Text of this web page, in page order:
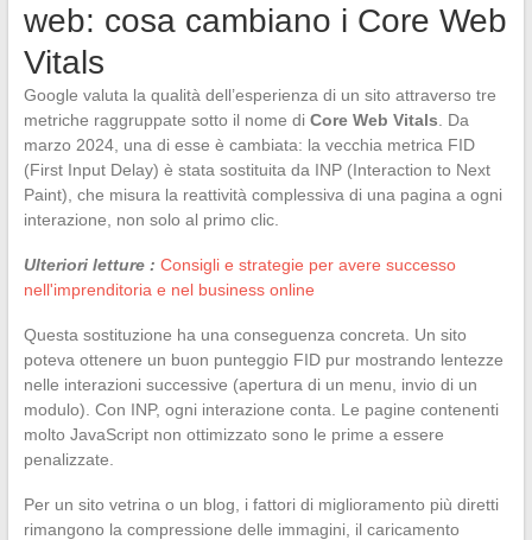
web: cosa cambiano i Core Web
Vitals
Google valuta la qualità dell’esperienza di un sito attraverso tre
metriche raggruppate sotto il nome di Core Web Vitals . Da
marzo 2024, una di esse è cambiata: la vecchia metrica FID
(First Input Delay) è stata sostituita da INP (Interaction to Next
Paint), che misura la reattività complessiva di una pagina a ogni
interazione, non solo al primo clic.
Ulteriori letture : Consigli e strategie per avere successo
nell'imprenditoria e nel business online
Questa sostituzione ha una conseguenza concreta. Un sito
poteva ottenere un buon punteggio FID pur mostrando lentezze
nelle interazioni successive (apertura di un menu, invio di un
modulo). Con INP, ogni interazione conta. Le pagine contenenti
molto JavaScript non ottimizzato sono le prime a essere
penalizzate.
Per un sito vetrina o un blog, i fattori di miglioramento più diretti
rimangono la compressione delle immagini, il caricamento